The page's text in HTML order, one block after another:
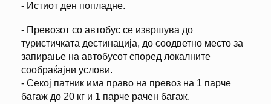
- Истиот ден попладне.
- Превозот со автобус се извршува до
туристичката дестинација, до соодветно место за
запирање на автобусот според локалните
сообраќајни услови.
- Секој патник има право на превоз на 1 парче
багаж до 20 кг и 1 парче рачен багаж.